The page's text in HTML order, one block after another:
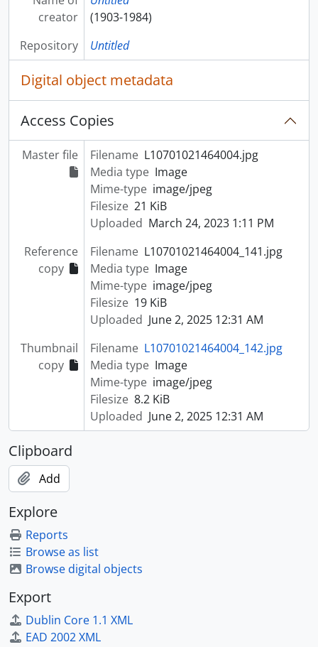
creator
(1903-1984)
Repository
Untitled
Digital object metadata
Access Copies
Master file Filename L10701021464004.jpg
Media type Image
Mime-type image/jpeg
Filesize 21 KiB
Uploaded March 24, 2023 1:11 PM
Reference
copy
Filename L10701021464004_141.jpg
Media type Image
Mime-type image/jpeg
Filesize 19 KiB
Uploaded June 2, 2025 12:31 AM
Thumbnail
copy
Filename L10701021464004_142.jpg
Media type Image
Mime-type image/jpeg
Filesize 8.2 KiB
Uploaded June 2, 2025 12:31 AM
Clipboard
Add
Explore
Reports
Browse as list
Browse digital objects
Export
Dublin Core 1.1 XML
EAD 2002 XML